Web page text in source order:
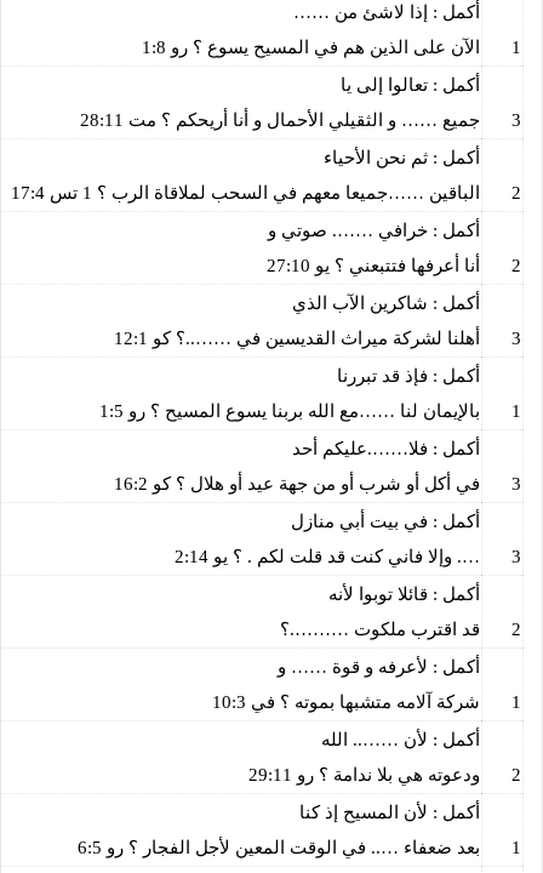
1
أكمل : إذا لاشئ من ……
الآن على الذين هم في المسيح يسوع ؟ رو 1:8
3
أكمل : تعالوا إلى يا
جميع …… و الثقيلي الأحمال و أنا أريحكم ؟ مت 28:11
2
أكمل : ثم نحن الأحياء
الباقين ……جميعا معهم في السحب لملاقاة الرب ؟ 1 تس 17:4
2
أكمل : خرافي ……. صوتي و
أنا أعرفها فتتبعني ؟ يو 27:10
3
أكمل : شاكرين الآب الذي
أهلنا لشركة ميراث القديسين في ……..؟ كو 12:1
1
أكمل : فإذ قد تبررنا
بالإيمان لنا ……مع الله بربنا يسوع المسيح ؟ رو 1:5
3
أكمل : فلا…….عليكم أحد
في أكل أو شرب أو من جهة عيد أو هلال ؟ كو 16:2
3
أكمل : في بيت أبي منازل
…. وإلا فاني كنت قد قلت لكم . ؟ يو 2:14
2
أكمل : قائلا توبوا لأنه
قد اقترب ملكوت ……….؟
1
أكمل : لأعرفه و قوة …… و
شركة آلامه متشبها بموته ؟ في 10:3
2
أكمل : لأن …….. الله
ودعوته هي بلا ندامة ؟ رو 29:11
1
أكمل : لأن المسيح إذ كنا
بعد ضعفاء ….. في الوقت المعين لأجل الفجار ؟ رو 6:5